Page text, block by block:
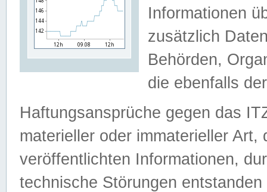
Informationen
zusätzlich
Behörden,
die ebenfalls
Haftungsansprüche gegen das
materieller oder immaterieller
veröffentlichten Informationen,
technische Störungen